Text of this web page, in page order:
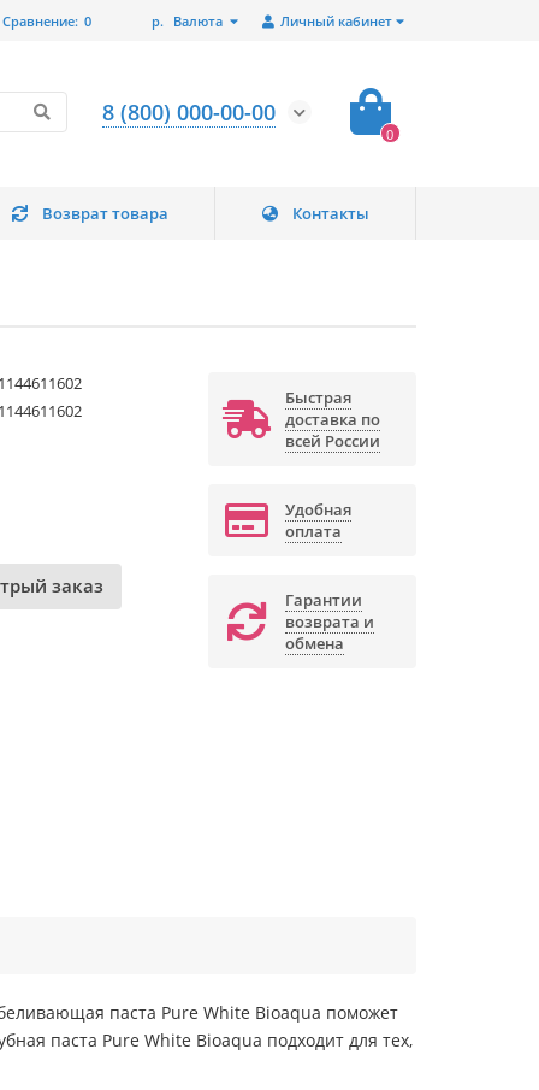
Личный кабинет
р. Валюта
Сравнение: 0
8 (800) 000-00-00
0
Возврат товара Контакты
заказ
Быстрая
доставка по
всей России
Удобная
оплата
Гарантии
возврата и
обмена
паста Pure White Bioaqua поможет
паста Pure White Bioaqua подходит для тех,